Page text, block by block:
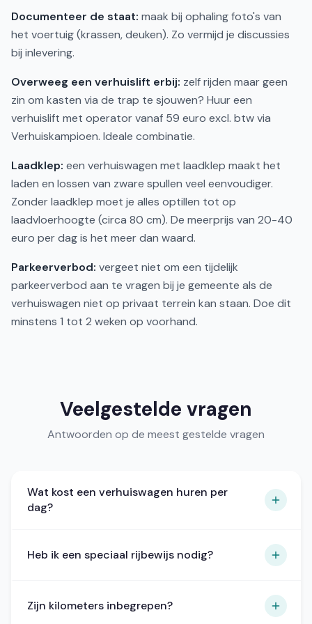
Documenteer de staat: maak bij ophaling foto's van
het voertuig (krassen, deuken). Zo vermijd je discussies
bij inlevering.
Overweeg een verhuislift erbij: zelf rijden maar geen
zin om kasten via de trap te sjouwen? Huur een
verhuislift met operator vanaf 59 euro excl. btw via
Verhuiskampioen. Ideale combinatie.
Laadklep: een verhuiswagen met laadklep maakt het
laden en lossen van zware spullen veel eenvoudiger.
Zonder laadklep moet je alles optillen tot op
laadvloerhoogte (circa 80 cm). De meerprijs van 20-40
euro per dag is het meer dan waard.
Parkeerverbod: vergeet niet om een tijdelijk
parkeerverbod aan te vragen bij je gemeente als de
verhuiswagen niet op privaat terrein kan staan. Doe dit
minstens 1 tot 2 weken op voorhand.
Veelgestelde vragen
Antwoorden op de meest gestelde vragen
Wat kost een verhuiswagen huren per
dag?
een kleine bestelwagen, 80-140 euro voor een
Heb ik een speciaal rijbewijs nodig?
B. Zwaardere voertuigen vereisen rijbewijs C.
Zijn kilometers inbegrepen?